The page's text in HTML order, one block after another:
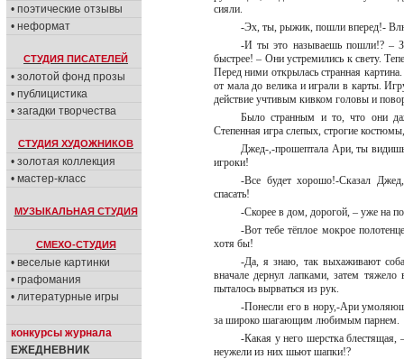
• поэтические отзывы
• неформат
СТУДИЯ ПИСАТЕЛЕЙ
• золотой фонд прозы
• публицистика
• загадки творчества
СТУДИЯ ХУДОЖНИКОВ
• золотая коллекция
• мастер-класс
МУЗЫКАЛЬНАЯ СТУДИЯ
СМЕХО-СТУДИЯ
• веселые картинки
• графомания
• литературные игры
конкурсы журнала
ЕЖЕДНЕВНИК
сияли.
-Эх, ты, рыжик, пошли вперед!-
-И ты это называешь пошли!? –
быстрее! – Они устремились к свету.
Перед ними открылась странная
от мала до велика и играли в карты.
действие учтивым кивком головы и
Было странным и то, что они
Степенная игра слепых, строгие
Джед-,-прошептала Ари, ты
игроки!
-Все будет хорошо!-Сказал
спасать!
-Скорее в дом, дорогой, – уже на
-Вот тебе тёплое мокрое
хотя бы!
-Да, я знаю, так выхаживают
вначале дернул лапками, затем
пыталось вырваться из рук.
-Понесли его в нору,-Ари
за широко шагающим любимым парнем.
-Какая у него шерстка блестящая,
неужели из них шьют шапки!?